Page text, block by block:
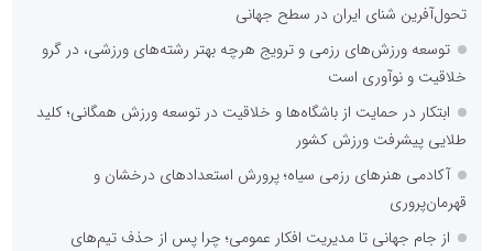
تحول‌آفرین شنای ایران در سطح جهانی
توسعه ورزش‌های رزمی و ترویج هرچه بهتر رشته‌های ورزشی، در گرو
خلاقیت و نوآوری است
ابتکار در حمایت از باشگاه‌ها و خلاقیت در توسعه ورزش همگانی؛ کلید
طلایی پیشرفت ورزش کشور
آکادمی هنرهای رزمی سیاه؛ پرورش استعدادهای درخشان و
قهرمان‌پروری
از جام جهانی تا مدیریت افکار عمومی؛ چرا پس از حذف تیم‌های